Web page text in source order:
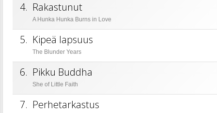
4. Rakastunut
A Hunka Hunka Burns in Love
5. Kipeä lapsuus
The Blunder Years
6. Pikku Buddha
She of Little Faith
7. Perhetarkastus